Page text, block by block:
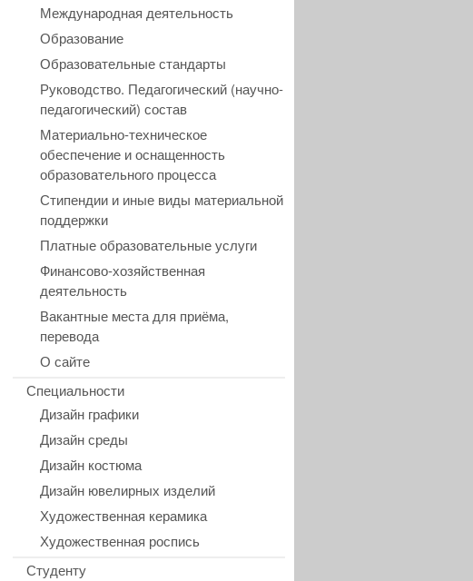
Международная деятельность
Образование
Образовательные стандарты
Руководство. Педагогический (научно-
педагогический) состав
Материально-техническое
обеспечение и оснащенность
образовательного процесса
Стипендии и иные виды материальной
поддержки
Платные образовательные услуги
Финансово-хозяйственная
деятельность
Вакантные места для приёма,
перевода
О сайте
Специальности
Дизайн графики
Дизайн среды
Дизайн костюма
Дизайн ювелирных изделий
Художественная керамика
Художественная роспись
Студенту